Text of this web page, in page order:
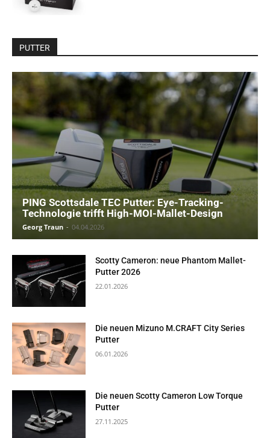
PUTTER
PING Scottsdale TEC Putter: Eye-Tracking-
Technologie trifft High-MOI-Mallet-Design
Georg Traun - 04.04.2026
Scotty Cameron: neue Phantom Mallet-
Putter 2026
22.01.2026
Die neuen Mizuno M.CRAFT City Series
Putter
06.01.2026
Die neuen Scotty Cameron Low Torque
Putter
27.11.2025